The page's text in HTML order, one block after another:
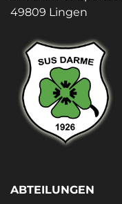
49809 Lingen
ABTEILUNGEN